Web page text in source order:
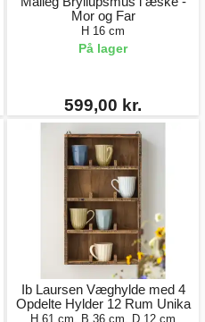
Mor og Far
H 16 cm
På lager
599,00 kr.
Ib Laursen Væghylde med 4
Opdelte Hylder 12 Rum Unika
H 61 cm, B 36 cm, D 12 cm